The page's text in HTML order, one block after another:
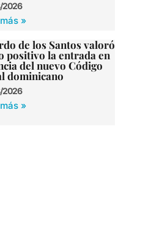
2026
»
de los Santos valoró
positivo la entrada en
del nuevo Código
dominicano
2026
»